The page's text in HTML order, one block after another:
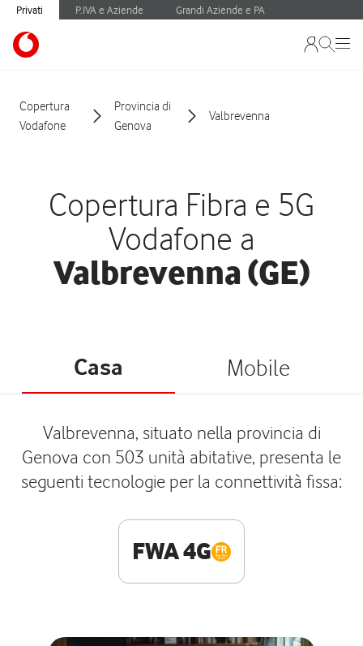
Privati P.IVA e Aziende Grandi Aziende e PA
Copertura
Vodafone
Provincia di
Genova
Valbrevenna
Copertura Fibra e 5G
Vodafone a
Valbrevenna (GE)
Casa Mobile
Valbrevenna, situato nella provincia di
Genova con 503 unità abitative, presenta le
seguenti tecnologie per la connettività fissa:
FWA 4G